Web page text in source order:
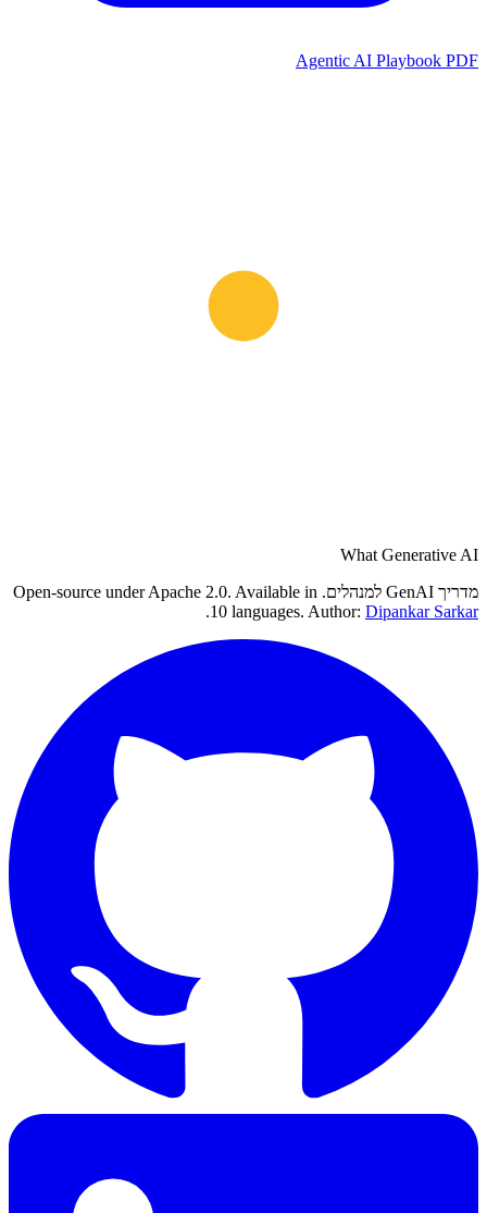
Agentic AI Playbook PDF
What Generative AI
מדריך GenAI למנהלים. Open-source under Apache 2.0. Available in
10 languages. Author: Dipankar Sarkar
.